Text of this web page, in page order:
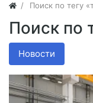
Поиск по тегу
Поиск по
Новости